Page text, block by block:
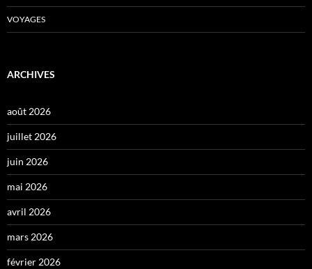
VOYAGES
ARCHIVES
août 2026
juillet 2026
juin 2026
mai 2026
avril 2026
mars 2026
février 2026